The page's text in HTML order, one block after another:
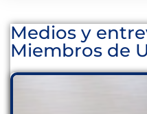
Medios y
Miembros de